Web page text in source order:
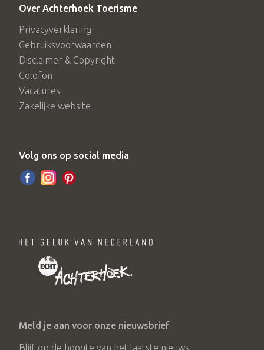
Over Achterhoek Toerisme
Privacyverklaring
Gebruiksvoorwaarden
Disclaimer & Copyright
Colofon
Vacatures
Zakelijke website
Volg ons op social media
Meld je aan voor onze nieuwsbrief
Blijf op de hoogte van het laatste nieuws.